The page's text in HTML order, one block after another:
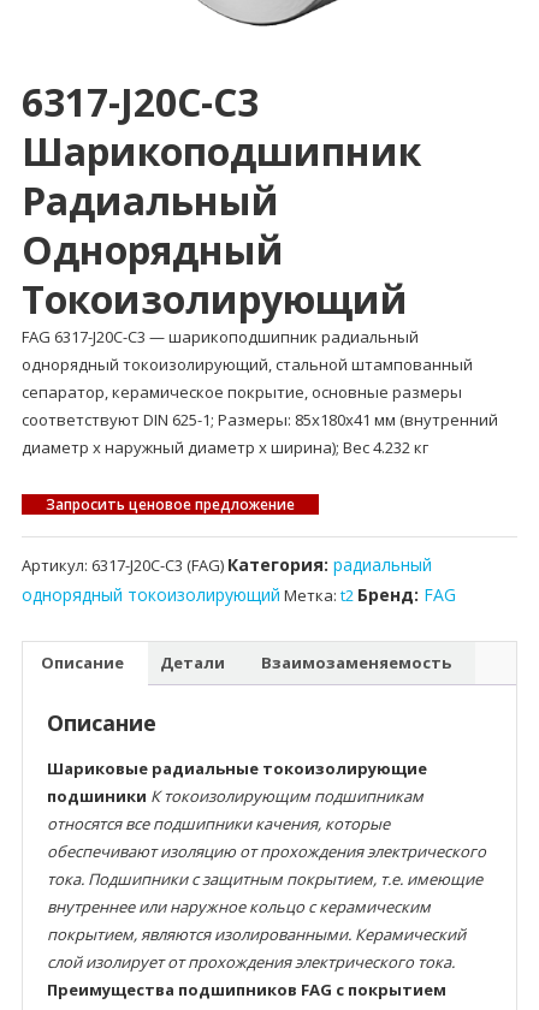
6317-J20C-C3
Шарикоподшипник
Радиальный
Однорядный
Токоизолирующий
FAG 6317-J20C-C3 — шарикоподшипник радиальный
однорядный токоизолирующий, стальной штампованный
сепаратор, керамическое покрытие, основные размеры
соответствуют DIN 625-1; Размеры: 85x180x41 мм (внутренний
диаметр x наружный диаметр x ширина); Вес 4.232 кг
Запросить ценовое предложение
Артикул: 6317-J20C-C3 (FAG) Категория: радиальный
однорядный токоизолирующий Метка: t2 Бренд: FAG
Описание Детали Взаимозаменяемость
Описание
Шариковые радиальные токоизолирующие
подшиники К токоизолирующим подшипникам
относятся все подшипники качения, которые
обеспечивают изоляцию от прохождения электрического
тока. Подшипники с защитным покрытием, т.е. имеющие
внутреннее или наружное кольцо с керамическим
покрытием, являются изолированными. Керамический
слой изолирует от прохождения электрического тока.
Преимущества подшипников FAG с покрытием